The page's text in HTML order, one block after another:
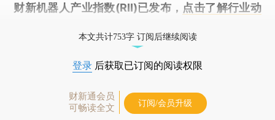
财新机器人产业指数(RII)已发布， 点击了解行业动
本文共计753字 订阅后继续阅读
登录 后获取已订阅的阅读权限
财新通会员
可畅读全文
订阅/会员升级